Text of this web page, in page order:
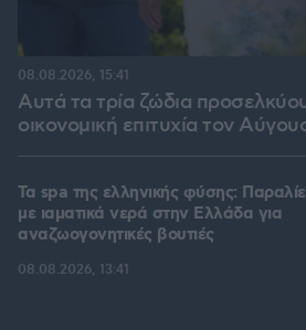
Αυτά τα τρία ζώδια
οικονομική επιτυχία τον
08.08.2026, 15:41
Τα spa της ελληνικής φύσης:
με ιαματικά νερά στην Ελλάδα για
αναζωογονητικές βουτιές
08.08.2026, 13:41